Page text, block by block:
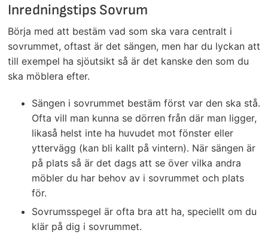
Inredningstips Sovrum
Börja med att bestäm vad som ska vara centralt i
sovrummet, oftast är det sängen, men har du lyckan att
till exempel ha sjöutsikt så är det kanske den som du
ska möblera efter.
Sängen i sovrummet bestäm först var den ska stå.
Ofta vill man kunna se dörren från där man ligger,
likaså helst inte ha huvudet mot fönster eller
yttervägg (kan bli kallt på vintern). När sängen är
på plats så är det dags att se över vilka andra
möbler du har behov av i sovrummet och plats
för.
Sovrumsspegel är ofta bra att ha, speciellt om du
klär på dig i sovrummet.